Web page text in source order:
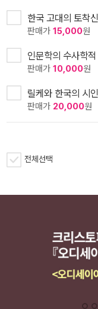
한국 고대의 토착
판매가 15,000원
인문학의 수사학
판매가 10,000원
릴케와 한국의 시
판매가 20,000원
전체선택